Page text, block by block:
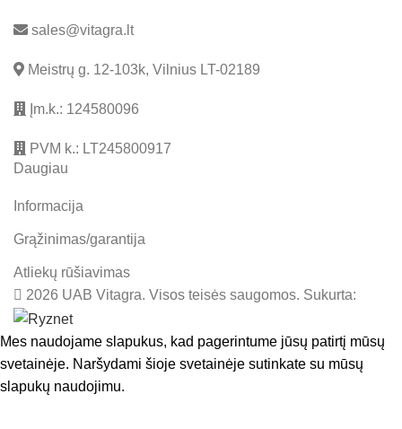
sales@vitagra.lt
Meistrų g. 12-103k, Vilnius LT-02189
Įm.k.: 124580096
PVM k.: LT245800917
Daugiau
Informacija
Grąžinimas/garantija
Atliekų rūšiavimas
2026 UAB Vitagra. Visos teisės saugomos. Sukurta:
Mes naudojame slapukus, kad pagerintume jūsų patirtį mūsų
svetainėje. Naršydami šioje svetainėje sutinkate su mūsų
slapukų naudojimu.